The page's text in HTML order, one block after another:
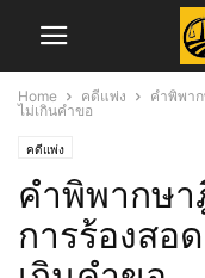
Home คดีแพ่ง
คำพิพา
ไม่เกินคำขอ
คดีแพ่ง
คำพิพากษา
การร้องสอ